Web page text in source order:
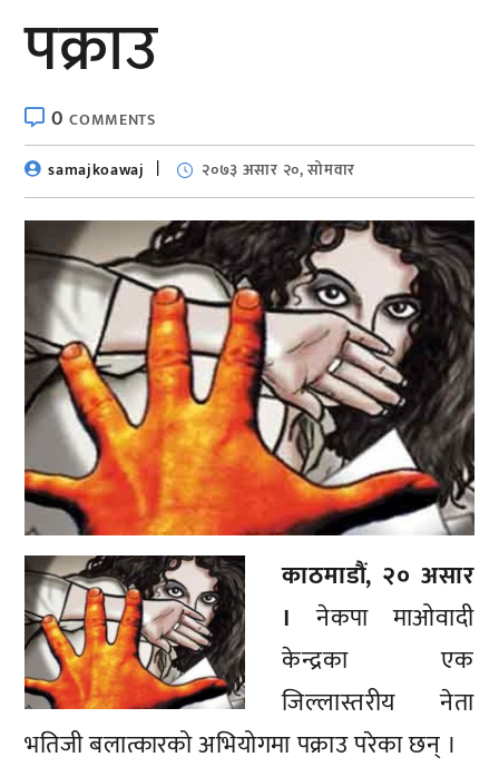
पक्राउ
0COMMENTS
samajkoawaj
२०७३ असार २०, सोमवार
काठमाडौं, २० असार
। नेकपा माओवादी
केन्द्रका एक
जिल्लास्तरीय नेता
भतिजी बलात्कारको अभियोगमा पक्राउ परेका छन् ।